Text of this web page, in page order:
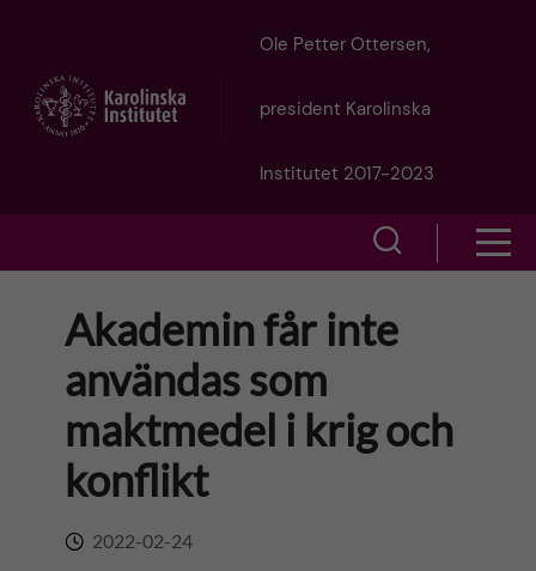
t
Ole Petter Ottersen,
president Karolinska
Institutet 2017-2023
s
Akademin får inte
användas som
maktmedel i krig och
konflikt
2022-02-24